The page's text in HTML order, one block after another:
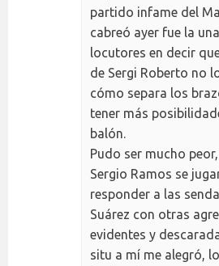
partido infame del
cabreó ayer fue la
locutores en decir
de Sergi Roberto no
cómo separa los
tener más
balón.
Pudo ser mucho
Sergio Ramos se
responder a las
Suárez con otras
evidentes y
situ a mí me alegró,